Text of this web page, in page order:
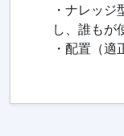
・ナレッ
し、誰もが
・配置（適